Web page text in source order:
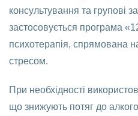
консультування та групові
застосовується програма
психотерапія, спрямована
стресом.
При необхідності
що знижують потяг до